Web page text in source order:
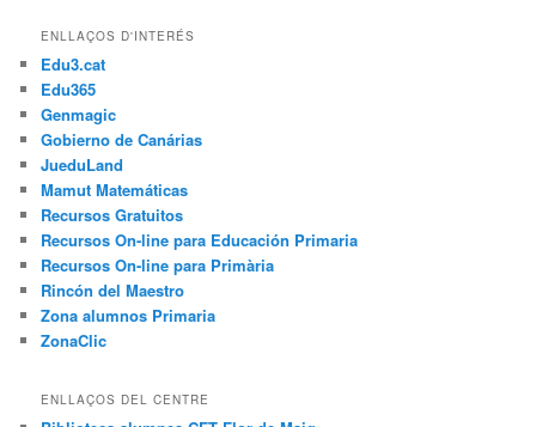
ENLLAÇOS D'INTERÉS
Edu3.cat
Edu365
Genmagic
Gobierno de Canárias
JueduLand
Mamut Matemáticas
Recursos Gratuitos
Recursos On-line para Educación Primaria
Recursos On-line para Primària
Rincón del Maestro
Zona alumnos Primaria
ZonaClic
ENLLAÇOS DEL CENTRE